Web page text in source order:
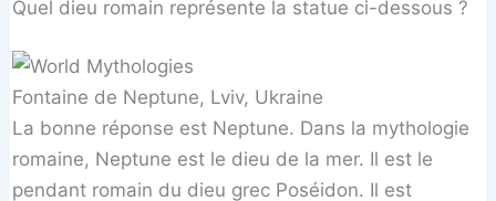
Quel dieu romain représente la statue ci-dessous ?
Fontaine de Neptune, Lviv, Ukraine
La bonne réponse est Neptune. Dans la mythologie
romaine, Neptune est le dieu de la mer. Il est le
pendant romain du dieu grec Poséidon. Il est